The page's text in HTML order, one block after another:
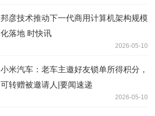
邦彦技术推动下一代商用计算机架构规模
化落地 时快讯
2026-05-10
小米汽车：老车主邀好友锁单所得积分，
可转赠被邀请人|要闻速递
2026-05-10